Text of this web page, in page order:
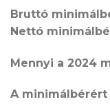
Bruttó
Nettó
Mennyi a 2024
A